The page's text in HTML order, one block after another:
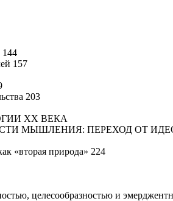
144
157
203
XX ВЕКА
МЫШЛЕНИЯ: ПЕРЕХОД ОТ
«вторая природа» 224
целесообразностью и